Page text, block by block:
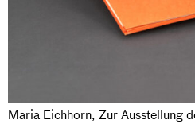
Maria Eichhorn, Zur Ausstellung